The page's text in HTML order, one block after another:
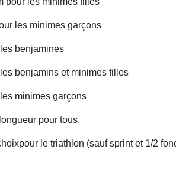
les minimes garçons
benjamines
benjamins et minimes filles
minimes garçons
pour tous.
le triathlon (sauf sprint et 1/2